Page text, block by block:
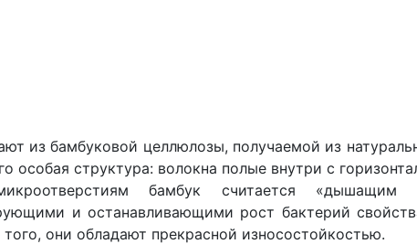
из бамбуковой целлюлозы, получаемой из
особая структура: волокна полые внутри с
бамбук считается «дышащим
и останавливающими рост бактерий
они обладают прекрасной износостойкостью.